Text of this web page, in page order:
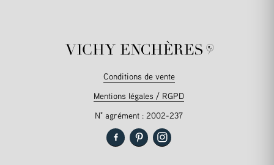
Conditions de vente
Mentions légales / RGPD
N° agrément : 2002-237